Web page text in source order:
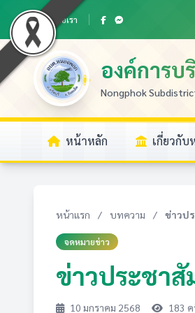
ติดต่อเรา
องค์การ
Nongphok
หน้าหลัก เกี่ยวกับ
หน้าแรก / บทความ / ข่าวป
จดหมายข่าว
ข่าวประชา
10 มกราคม 2568 183 ค